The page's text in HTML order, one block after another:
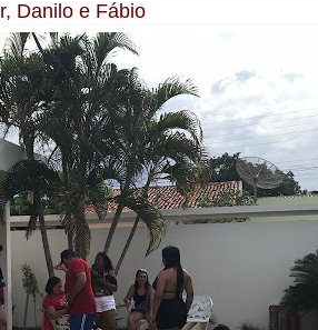
Danilo e Fábio